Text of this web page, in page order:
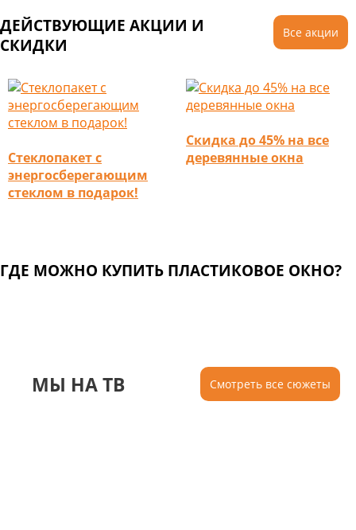
Все акции
ДЕЙСТВУЮЩИЕ АКЦИИ И
СКИДКИ
Стеклопакет с
энергосберегающим
стеклом в подарок!
Скидка до 45% на все
деревянные окна
ГДЕ МОЖНО КУПИТЬ ПЛАСТИКОВОЕ ОКНО?
МЫ НА ТВ Смотреть все сюжеты